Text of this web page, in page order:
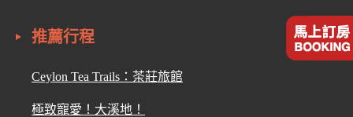
推薦行程
Ceylon Tea Trails：茶莊旅館
極致寵愛！大溪地！